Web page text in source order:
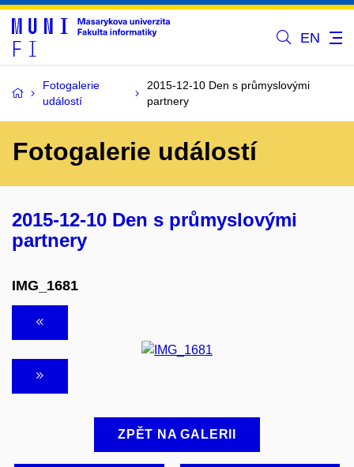
EN
Fotogalerie
událostí
2015-12-10 Den s průmyslovými
partnery
Fotogalerie událostí
2015-12-10 Den s průmyslovými
partnery
IMG_1681
ZPĚT NA GALERII